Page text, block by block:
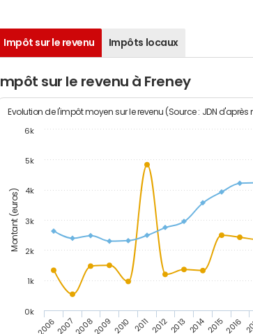
Impôt sur le revenu Impôts locaux
Impôt sur le revenu à Freney
Montant (euros)
Evolution de l'impôt moyen sur le revenu (Source : JDN
20062007200820092010 2011 20122013 201420152016
0k
1k
2k
3k
4k
5k
6k